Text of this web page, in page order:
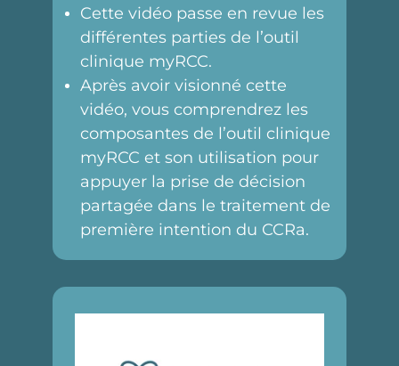
Cette vidéo passe en revue les
différentes parties de l’outil
clinique myRCC.
Après avoir visionné cette
vidéo, vous comprendrez les
composantes de l’outil clinique
myRCC et son utilisation pour
appuyer la prise de décision
partagée dans le traitement de
première intention du CCRa.